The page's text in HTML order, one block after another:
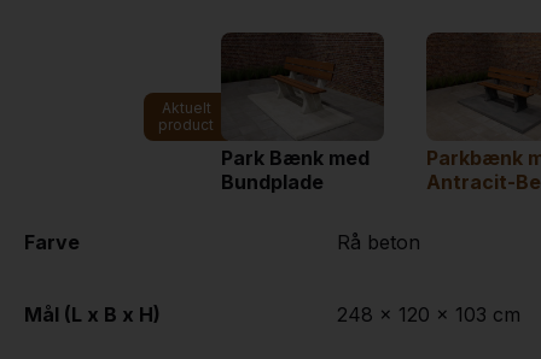
Aktuelt
product
Park Bænk med
Bundplade
Parkbænk
Antracit-
Farve
Mål (L x B x H)
Rå beton
248 x 120 x 103 cm